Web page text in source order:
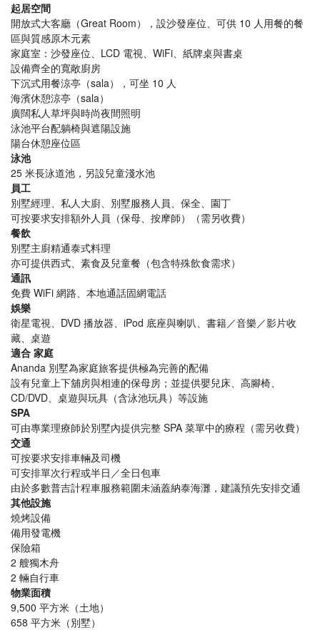
起居空間
開放式大客廳（Great Room），設沙發座位、可供 10 人用餐的餐
區與質感原木元素
家庭室：沙發座位、LCD 電視、WiFi、紙牌桌與書桌
設備齊全的寬敞廚房
下沉式用餐涼亭（sala），可坐 10 人
海濱休憩涼亭（sala）
廣闊私人草坪與時尚夜間照明
泳池平台配躺椅與遮陽設施
陽台休憩座位區
泳池
25 米長泳道池，另設兒童淺水池
員工
別墅經理、私人大廚、別墅服務人員、保全、園丁
可按要求安排額外人員（保母、按摩師）（需另收費）
餐飲
別墅主廚精通泰式料理
亦可提供西式、素食及兒童餐（包含特殊飲食需求）
通訊
免費 WiFi 網路、本地通話固網電話
娛樂
衛星電視、DVD 播放器、iPod 底座與喇叭、書籍／音樂／影片收
藏、桌遊
適合 家庭
Ananda 別墅為家庭旅客提供極為完善的配備
設有兒童上下舖房與相連的保母房；並提供嬰兒床、高腳椅、
CD/DVD、桌遊與玩具（含泳池玩具）等設施
SPA
可由專業理療師於別墅內提供完整 SPA 菜單中的療程（需另收費）
交通
可按要求安排車輛及司機
可安排單次行程或半日／全日包車
由於多數普吉計程車服務範圍未涵蓋納泰海灘，建議預先安排交通
其他設施
燒烤設備
備用發電機
保險箱
2 艘獨木舟
2 輛自行車
物業面積
9,500 平方米（土地）
658 平方米（別墅）